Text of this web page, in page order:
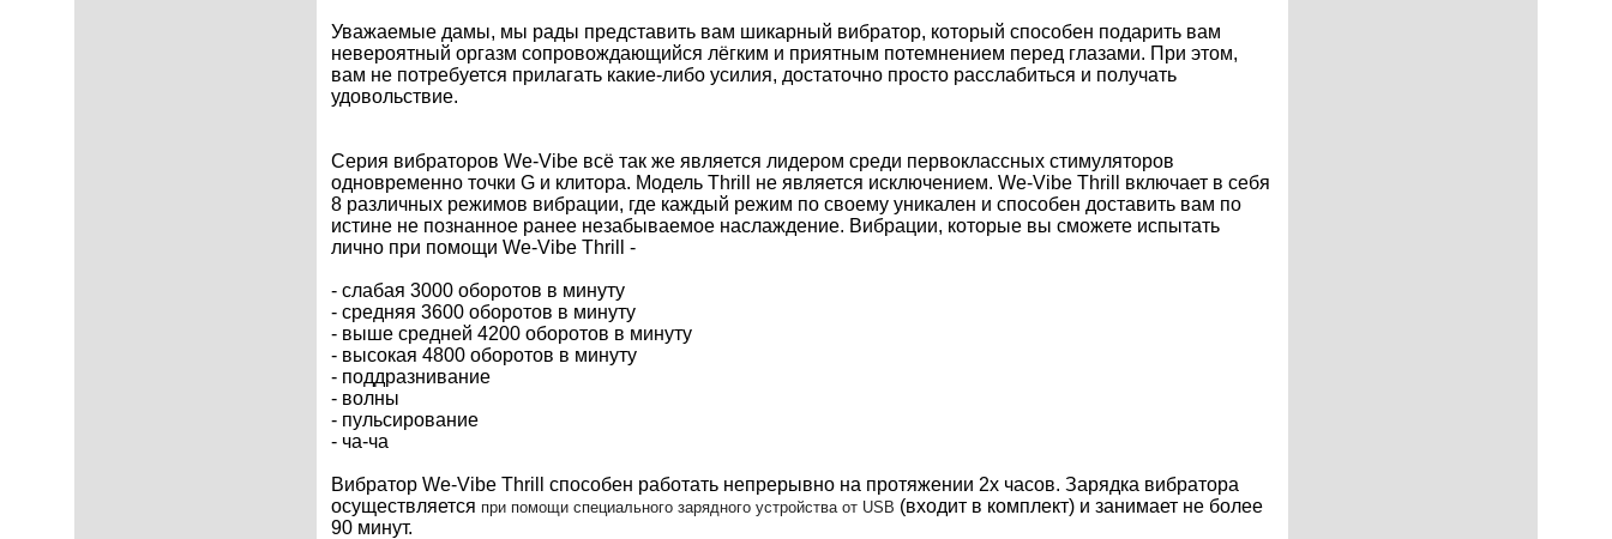
Уважаемые дамы, мы рады представить вам шикарный вибратор, который способен подарить вам
невероятный оргазм сопровождающийся лёгким и приятным потемнением перед глазами. При этом,
вам не потребуется прилагать какие-либо усилия, достаточно просто расслабиться и получать
удовольствие.
Серия вибраторов We-Vibe всё так же является лидером среди первоклассных стимуляторов
одновременно точки G и клитора. Модель Thrill не является исключением. We-Vibe Thrill включает в себя
8 различных режимов вибрации, где каждый режим по своему уникален и способен доставить вам по
истине не познанное ранее незабываемое наслаждение. Вибрации, которые вы сможете испытать
лично при помощи We-Vibe Thrill -
- слабая 3000 оборотов в минуту
- средняя 3600 оборотов в минуту
- выше средней 4200 оборотов в минуту
- высокая 4800 оборотов в минуту
- поддразнивание
- волны
- пульсирование
- ча-ча
Вибратор We-Vibe Thrill способен работать непрерывно на протяжении 2х часов. Зарядка вибратора
осуществляется при помощи специального зарядного устройства от USB (входит в комплект) и занимает не более
90 минут.